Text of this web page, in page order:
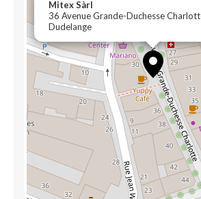
Mitex Sàrl
36 Avenue Grande-Duchesse
Dudelange